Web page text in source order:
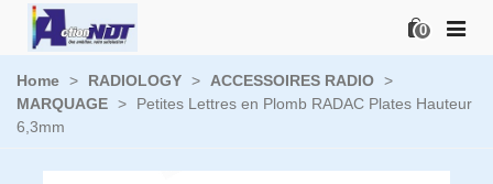
0
Home > RADIOLOGY > ACCESSOIRES RADIO >
MARQUAGE >
Petites Lettres en Plomb RADAC Plates Hauteur
6,3mm